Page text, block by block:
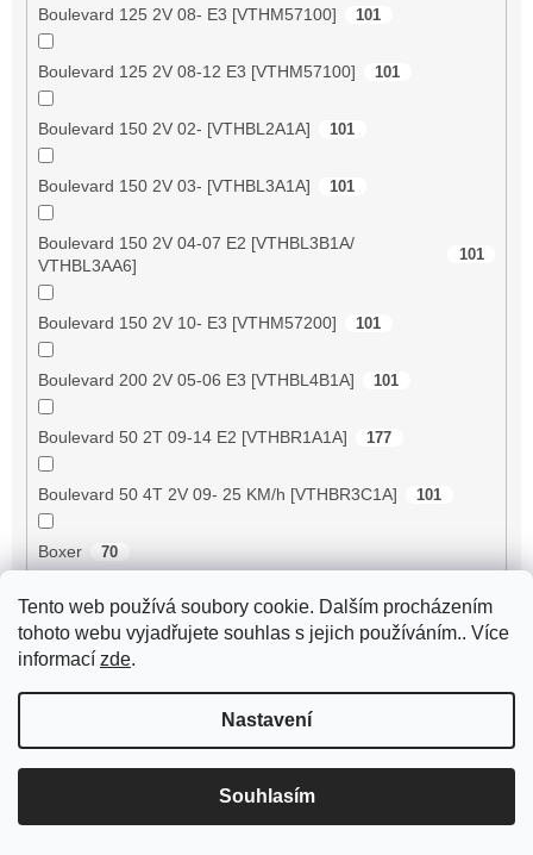
Tento web používá soubory cookie. Dalším procházením
tohoto webu vyjadřujete souhlas s jejich používáním.. Více
informací zde.
Nastavení
Souhlasím
Boulevard 125 2V 08- E3 [VTHM57100] 101
Boulevard 125 2V 08-12 E3 [VTHM57100] 101
Boulevard 150 2V 02- [VTHBL2A1A] 101
Boulevard 150 2V 03- [VTHBL3A1A] 101
Boulevard 150 2V 04-07 E2 [VTHBL3B1A/
VTHBL3AA6]
101
Boulevard 150 2V 10- E3 [VTHM57200] 101
Boulevard 200 2V 05-06 E3 [VTHBL4B1A] 101
Boulevard 50 2T 09-14 E2 [VTHBR1A1A] 177
Boulevard 50 4T 2V 09- 25 KM/h [VTHBR3C1A] 101
Boxer 70
Bravo 71
Breeze 125 ZN125T-D